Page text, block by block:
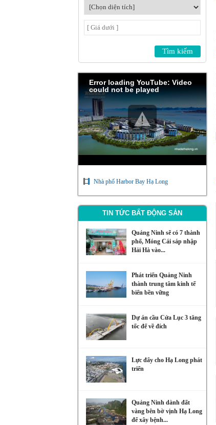
Error loading YouTube: Video
could not be played
Nhà phố Harbor Bay Hạ Long
TIN TỨC BẤT ĐỘNG SẢN
Quảng Ninh sẽ có 7 thành
phố, Móng Cái sáp nhập
Hải Hà vào...
Phát triển Quảng Ninh
thành trung tâm kinh tế
biển bền vững
Dự án cầu Cửa Lục 3 tăng
tốc để về đích
Lực đẩy cho Hạ Long phát
triển
Quảng Ninh dành đất
vàng bên bờ vịnh Hạ Long
để xây bệnh...